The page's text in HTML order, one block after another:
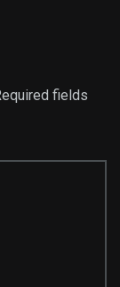
fields